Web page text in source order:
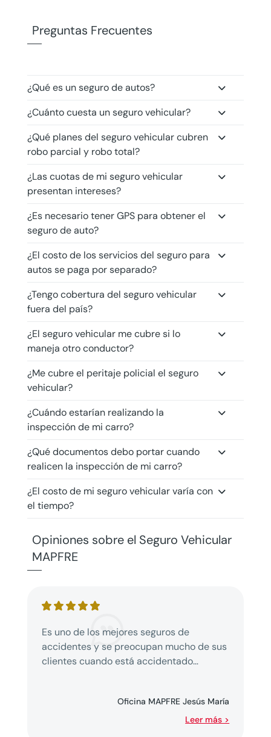
Preguntas Frecuentes
¿Qué es un seguro de autos?
¿Cuánto cuesta un seguro vehicular?
¿Qué planes del seguro vehicular cubren
robo parcial y robo total?
¿Las cuotas de mi seguro vehicular
presentan intereses?
¿Es necesario tener GPS para obtener el
seguro de auto?
¿El costo de los servicios del seguro para
autos se paga por separado?
¿Tengo cobertura del seguro vehicular
fuera del país?
¿El seguro vehicular me cubre si lo
maneja otro conductor?
¿Me cubre el peritaje policial el seguro
vehicular?
¿Cuándo estarían realizando la
inspección de mi carro?
¿Qué documentos debo portar cuando
realicen la inspección de mi carro?
¿El costo de mi seguro vehicular varía con
el tiempo?
Opiniones sobre el Seguro Vehicular
MAPFRE
Es uno de los mejores seguros de
accidentes y se preocupan mucho de sus
clientes cuando está accidentado…
Oficina MAPFRE Jesús María
Leer más >